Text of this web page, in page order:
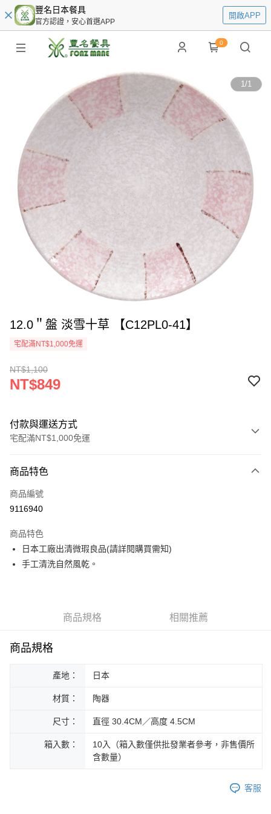
豐名日本餐具
官方認證，安心首選APP
開啟APP
0
1/1
12.0＂盤 淡雪十草 【C12PL0-41】
宅配滿NT$1,000免運
NT$1,100
NT$849
付款與運送方式
宅配滿NT$1,000免運
信用卡一次付款
LINE Pay
街口支付
悠遊付
運送方式
每筆NT$200，滿NT$1,000(含以上)免運費
黑貓外島宅配
每筆NT$360
商品特色
商品編號
9116940
商品特色
日本工廠出清微瑕良品(請詳閱購買需知)
手工清洗自然風乾。
商品規格 相關推薦
商品規格
產地： 日本
材質： 陶器
尺寸： 直徑 30.4CM／高度 4.5CM
箱入數：
10入（箱入數僅供批發業者參考，非售價所
含數量）
客服